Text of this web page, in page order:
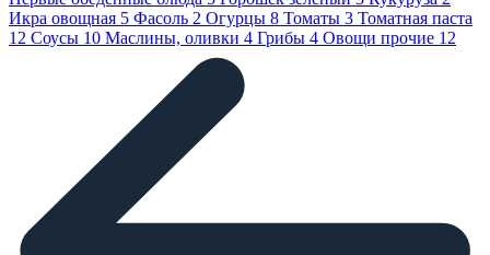
Икра овощная 5 Фасоль 2 Огурцы 8 Томаты 3 Томатная паста
12 Соусы 10 Маслины, оливки 4 Грибы 4 Овощи прочие 12